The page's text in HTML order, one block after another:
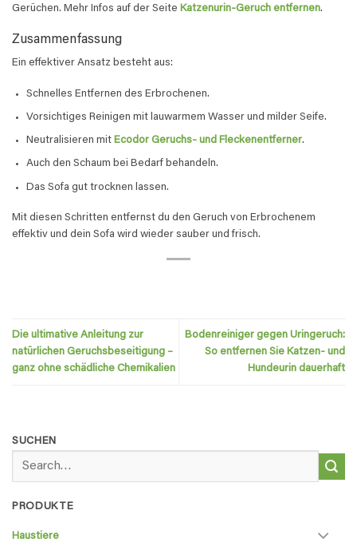
Gerüchen. Mehr Infos auf der Seite Katzenurin-Geruch entfernen.
Zusammenfassung
Ein effektiver Ansatz besteht aus:
Schnelles Entfernen des Erbrochenen.
Vorsichtiges Reinigen mit lauwarmem Wasser und milder Seife.
Neutralisieren mit Ecodor Geruchs- und Fleckenentferner.
Auch den Schaum bei Bedarf behandeln.
Das Sofa gut trocknen lassen.
Mit diesen Schritten entfernst du den Geruch von Erbrochenem
effektiv und dein Sofa wird wieder sauber und frisch.
Die ultimative Anleitung zur
natürlichen Geruchsbeseitigung –
ganz ohne schädliche Chemikalien
Bodenreiniger gegen Uringeruch:
So entfernen Sie Katzen- und
Hundeurin dauerhaft
SUCHEN
for:
PRODUKTE
Haustiere